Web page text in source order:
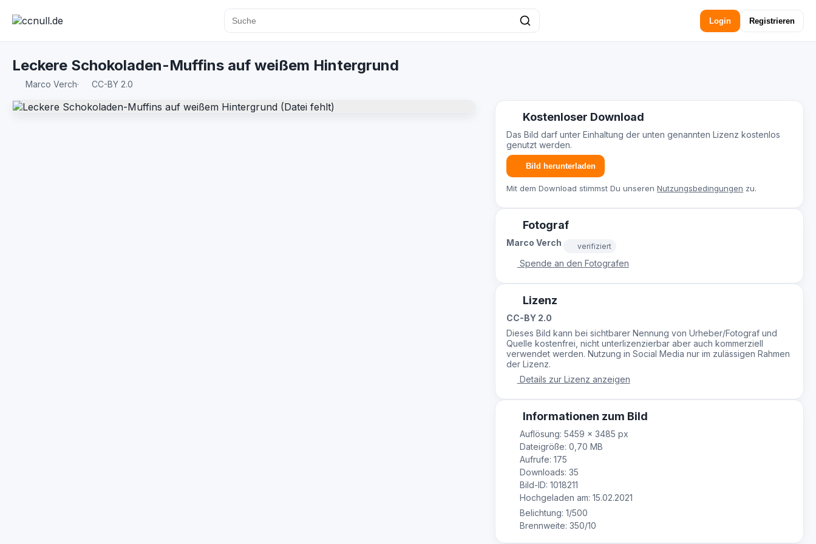
Login Registrieren
Leckere Schokoladen-Muffins auf weißem Hintergrund
Marco Verch· CC-BY 2.0
Kostenloser Download
Das Bild darf unter Einhaltung der unten genannten Lizenz kostenlos
genutzt werden.
Bild herunterladen
Mit dem Download stimmst Du unserenNutzungsbedingungen zu.
Fotograf
Marco Verch verifiziert
Spende an den Fotografen
Lizenz
CC-BY 2.0
Dieses Bild kann bei sichtbarer Nennung von Urheber/Fotograf und
Quelle kostenfrei, nicht unterlizenzierbar aber auch kommerziell
verwendet werden. Nutzung in Social Media nur im zulässigen Rahmen
der Lizenz.
Details zur Lizenz anzeigen
Informationen zum Bild
Auflösung: 5459 × 3485 px
Dateigröße: 0,70 MB
Aufrufe: 175
Downloads: 35
Bild-ID: 1018211
Hochgeladen am: 15.02.2021
Belichtung: 1/500
Brennweite: 350/10